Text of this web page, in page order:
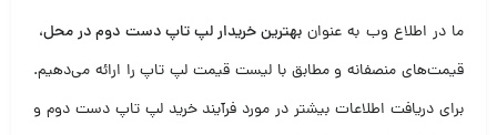
ما در اطلاع وب به عنوان بهترین خریدار لپ تاپ دست دوم در محل،
قیمت‌های منصفانه و مطابق با لیست قیمت لپ تاپ را ارائه می‌دهیم.
برای دریافت اطلاعات بیشتر در مورد فرآیند خرید لپ تاپ دست دوم و